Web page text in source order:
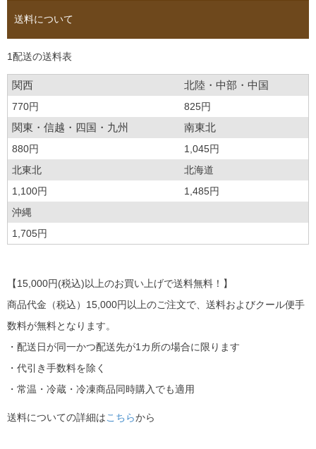
送料について
1配送の送料表
関西 北陸・中部・中国
770円 825円
関東・信越・四国・九州 南東北
880円
1,045円
北東北
北海道
1,100円
1,485円
沖縄
1,705円
【15,000円(税込)以上のお買い上げで送料無料！】
商品代金（税込）15,000円以上のご注文で、送料およびクール便手
数料が無料となります。
・配送日が同一かつ配送先が1カ所の場合に限ります
・代引き手数料を除く
・常温・冷蔵・冷凍商品同時購入でも適用
送料についての詳細はこちらから